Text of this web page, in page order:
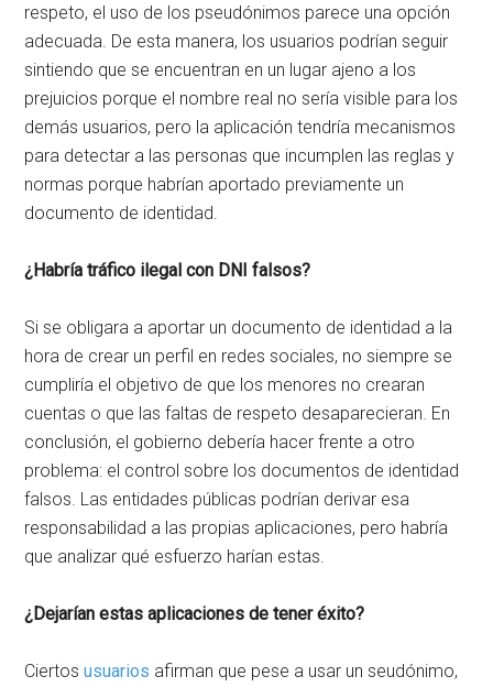
respeto, el uso de los pseudónimos parece una opción
adecuada. De esta manera, los usuarios podrían seguir
sintiendo que se encuentran en un lugar ajeno a los
prejuicios porque el nombre real no sería visible para los
demás usuarios, pero la aplicación tendría mecanismos
para detectar a las personas que incumplen las reglas y
normas porque habrían aportado previamente un
documento de identidad.
¿Habría tráfico ilegal con DNI falsos?
Si se obligara a aportar un documento de identidad a la
hora de crear un perfil en redes sociales, no siempre se
cumpliría el objetivo de que los menores no crearan
cuentas o que las faltas de respeto desaparecieran. En
conclusión, el gobierno debería hacer frente a otro
problema: el control sobre los documentos de identidad
falsos. Las entidades públicas podrían derivar esa
responsabilidad a las propias aplicaciones, pero habría
que analizar qué esfuerzo harían estas.
¿Dejarían estas aplicaciones de tener éxito?
Ciertosusuarios afirman que pese a usar un seudónimo,